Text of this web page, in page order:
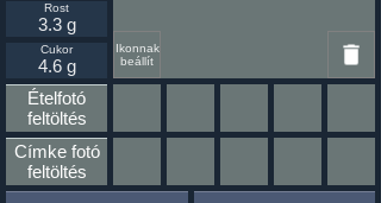
Ikonnak
beállít
Rost
3.3 g
Cukor
4.6 g
Ételfotó
feltöltés
Címke fotó
feltöltés